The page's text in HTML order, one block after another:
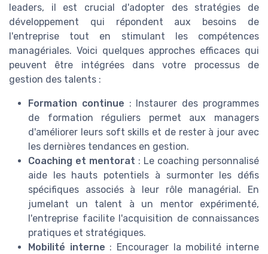
leaders, il est crucial d'adopter des stratégies de
développement qui répondent aux besoins de
l'entreprise tout en stimulant les compétences
managériales. Voici quelques approches efficaces qui
peuvent être intégrées dans votre processus de
gestion des talents :
Formation continue : Instaurer des programmes
de formation réguliers permet aux managers
d'améliorer leurs soft skills et de rester à jour avec
les dernières tendances en gestion.
Coaching et mentorat : Le coaching personnalisé
aide les hauts potentiels à surmonter les défis
spécifiques associés à leur rôle managérial. En
jumelant un talent à un mentor expérimenté,
l'entreprise facilite l'acquisition de connaissances
pratiques et stratégiques.
Mobilité interne : Encourager la mobilité interne